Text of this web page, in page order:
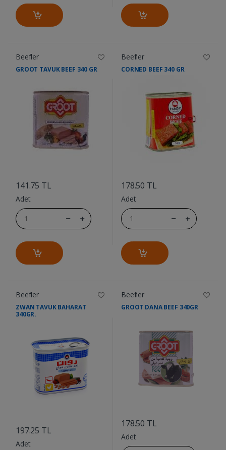
Beefler
GROOT TAVUK BEEF 340 GR
141.75 TL
Adet
Beefler
CORNED BEEF 340 GR
178.50 TL
Adet
Beefler
ZWAN TAVUK BAHARAT
340GR.
197.25 TL
Adet
Beefler
GROOT DANA BEEF 340GR
178.50 TL
Adet